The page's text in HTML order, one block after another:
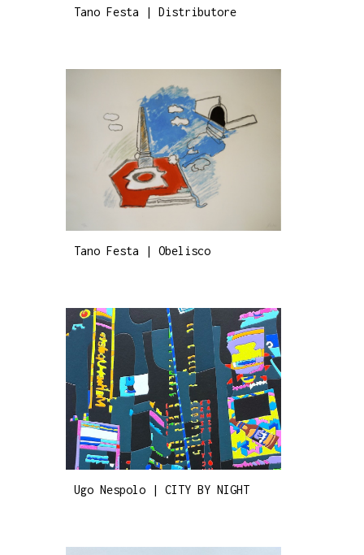
Tano Festa | Distributore
Tano Festa | Obelisco
Ugo Nespolo | CITY BY NIGHT